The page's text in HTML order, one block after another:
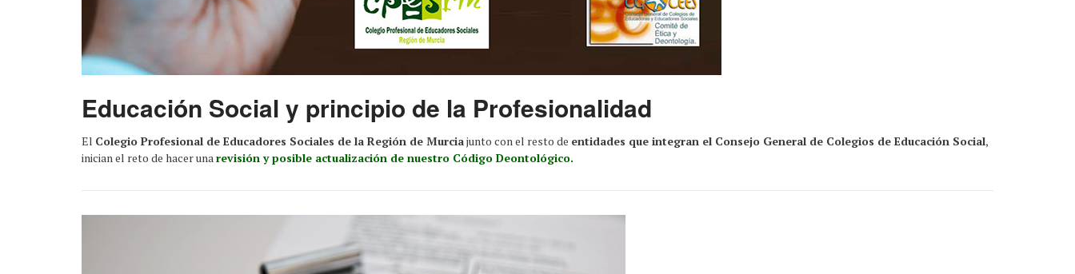
Educación Social y principio de la Profesionalidad
El Colegio Profesional de Educadores Sociales de la Región de Murciajunto con el resto de entidades que integran el Consejo General de Colegios de Educación Social,
inician el reto de hacer unarevisión y posible actualización de nuestro Código Deontológico.